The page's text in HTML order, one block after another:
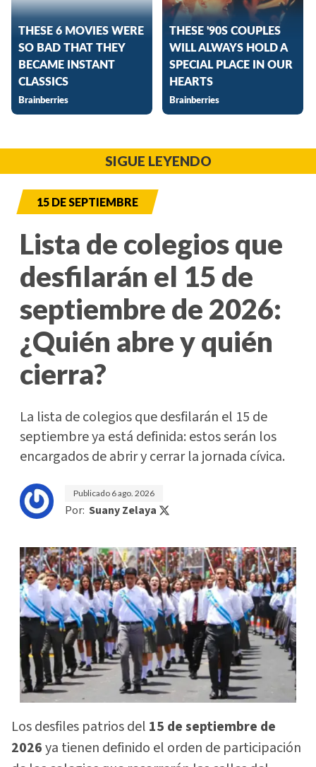
SIGUE LEYENDO
15 DE SEPTIEMBRE
Lista de colegios que
desfilarán el 15 de
septiembre de 2026:
¿Quién abre y quién
cierra?
La lista de colegios que desfilarán el 15 de
septiembre ya está definida: estos serán los
encargados de abrir y cerrar la jornada cívica.
Publicado 6 ago. 2026
Por: Suany Zelaya
Los desfiles patrios del 15 de septiembre de
2026ya tienen definido el orden de participación